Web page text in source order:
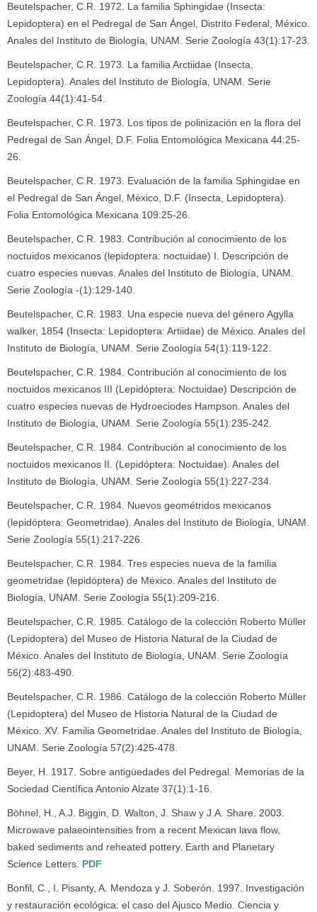
Beutelspacher, C.R. 1972. La familia Sphingidae (Insecta:
Lepidoptera) en el Pedregal de San Ángel, Distrito Federal, México.
Anales del Instituto de Biología, UNAM. Serie Zoología 43(1):17-23.
Beutelspacher, C.R. 1973. La familia Arctiidae (Insecta,
Lepidoptera). Anales del Instituto de Biología, UNAM. Serie
Zoología 44(1):41-54.
Beutelspacher, C.R. 1973. Los tipos de polinización en la flora del
Pedregal de San Ángel, D.F. Folia Entomológica Mexicana 44:25-
26.
Beutelspacher, C.R. 1973. Evaluación de la familia Sphingidae en
el Pedregal de San Ángel, México, D.F. (Insecta, Lepidoptera).
Folia Entomológica Mexicana 109:25-26.
Beutelspacher, C.R. 1983. Contribución al conocimiento de los
noctuidos mexicanos (lepidoptera: noctuidae) I. Descripción de
cuatro especies nuevas. Anales del Instituto de Biología, UNAM.
Serie Zoología -(1):129-140.
Beutelspacher, C.R. 1983. Una especie nueva del género Agylla
walker, 1854 (Insecta: Lepidoptera: Artiidae) de México. Anales del
Instituto de Biología, UNAM. Serie Zoología 54(1):119-122.
Beutelspacher, C.R. 1984. Contribución al conocimiento de los
noctuidos mexicanos III (Lepidóptera: Noctuidae) Descripción de
cuatro especies nuevas de Hydroeciodes Hampson. Anales del
Instituto de Biología, UNAM. Serie Zoología 55(1):235-242.
Beutelspacher, C.R. 1984. Contribución al conocimiento de los
noctuidos mexicanos II. (Lepidóptera: Noctuidae). Anales del
Instituto de Biología, UNAM. Serie Zoología 55(1):227-234.
Beutelspacher, C.R. 1984. Nuevos geométridos mexicanos
(lepidóptera: Geometridae). Anales del Instituto de Biología, UNAM.
Serie Zoología 55(1):217-226.
Beutelspacher, C.R. 1984. Tres especies nueva de la familia
geometridae (lepidóptera) de México. Anales del Instituto de
Biología, UNAM. Serie Zoología 55(1):209-216.
Beutelspacher, C.R. 1985. Catálogo de la colección Roberto Müller
(Lepidoptera) del Museo de Historia Natural de la Ciudad de
México. Anales del Instituto de Biología, UNAM. Serie Zoología
56(2):483-490.
Beutelspacher, C.R. 1986. Catálogo de la colección Roberto Müller
(Lepidoptera) del Museo de Historia Natural de la Ciudad de
México. XV. Familia Geometridae. Anales del Instituto de Biología,
UNAM. Serie Zoología 57(2):425-478.
Beyer, H. 1917. Sobre antigüedades del Pedregal. Memorias de la
Sociedad Científica Antonio Alzate 37(1):1-16.
Böhnel, H., A.J. Biggin, D. Walton, J. Shaw y J.A. Share. 2003.
Microwave palaeointensities from a recent Mexican lava flow,
baked sediments and reheated pottery. Earth and Planetary
Science Letters. PDF
Bonfil, C., I. Pisanty, A. Mendoza y J. Soberón. 1997. Investigación
y restauración ecológica: el caso del Ajusco Medio. Ciencia y